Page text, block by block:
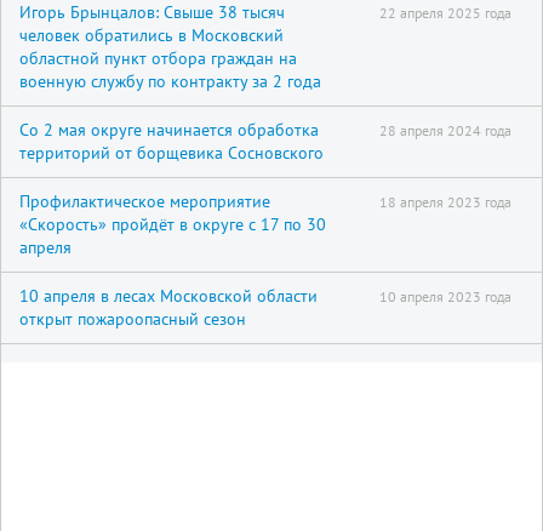
Игорь Брынцалов: Свыше 38 тысяч
человек обратились в Московский
областной пункт отбора граждан на
военную службу по контракту за 2 года
22 апреля 2025 года
Со 2 мая округе начинается обработка
территорий от борщевика Сосновского
28 апреля 2024 года
Профилактическое мероприятие
«Скорость» пройдёт в округе с 17 по 30
апреля
18 апреля 2023 года
10 апреля в лесах Московской области
открыт пожароопасный сезон
10 апреля 2023 года